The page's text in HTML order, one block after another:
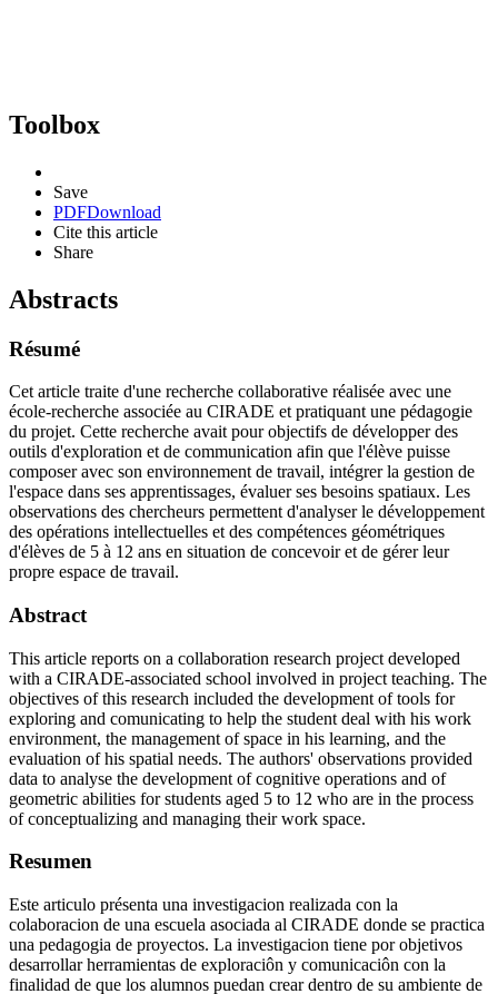
Toolbox
Save
PDFDownload
Cite this article
Share
Abstracts
Résumé
Cet article traite d'une recherche collaborative réalisée avec une
école-recherche associée au CIRADE et pratiquant une pédagogie
du projet. Cette recherche avait pour objectifs de développer des
outils d'exploration et de communication afin que l'élève puisse
composer avec son environnement de travail, intégrer la gestion de
l'espace dans ses apprentissages, évaluer ses besoins spatiaux. Les
observations des chercheurs permettent d'analyser le développement
des opérations intellectuelles et des compétences géométriques
d'élèves de 5 à 12 ans en situation de concevoir et de gérer leur
propre espace de travail.
Abstract
This article reports on a collaboration research project developed
with a CIRADE-associated school involved in project teaching. The
objectives of this research included the development of tools for
exploring and comunicating to help the student deal with his work
environment, the management of space in his learning, and the
evaluation of his spatial needs. The authors' observations provided
data to analyse the development of cognitive operations and of
geometric abilities for students aged 5 to 12 who are in the process
of conceptualizing and managing their work space.
Resumen
Este articulo présenta una investigacion realizada con la
colaboracion de una escuela asociada al CIRADE donde se practica
una pedagogia de proyectos. La investigacion tiene por objetivos
desarrollar herramientas de exploraciôn y comunicaciôn con la
finalidad de que los alumnos puedan crear dentro de su ambiente de